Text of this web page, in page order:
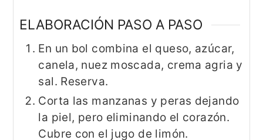
ELABORACIÓN PASO A PASO
En un bol combina el queso, azúcar,
canela, nuez moscada, crema agria y
sal. Reserva.
Corta las manzanas y peras dejando
la piel, pero eliminando el corazón.
Cubre con el jugo de limón.